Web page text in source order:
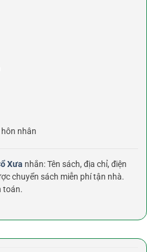
nhân
Xưa nhắn: Tên sách, địa chỉ, điện
chuyển sách miễn phí tận nhà.
toán.